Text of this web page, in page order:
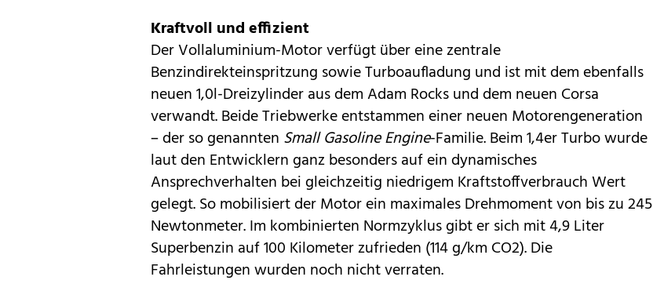
Kraftvoll und effizient
Der Vollaluminium-Motor verfügt über eine zentrale
Benzindirekteinspritzung sowie Turboaufladung und ist mit dem ebenfalls
neuen 1,0l-Dreizylinder aus dem Adam Rocks und dem neuen Corsa
verwandt. Beide Triebwerke entstammen einer neuen Motorengeneration
– der so genannten Small Gasoline Engine-Familie. Beim 1,4er Turbo wurde
laut den Entwicklern ganz besonders auf ein dynamisches
Ansprechverhalten bei gleichzeitig niedrigem Kraftstoffverbrauch Wert
gelegt. So mobilisiert der Motor ein maximales Drehmoment von bis zu 245
Newtonmeter. Im kombinierten Normzyklus gibt er sich mit 4,9 Liter
Superbenzin auf 100 Kilometer zufrieden (114 g/km CO2). Die
Fahrleistungen wurden noch nicht verraten.